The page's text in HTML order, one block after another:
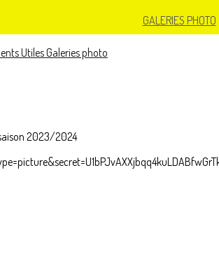
GALERIES PHOTO
UtilesGaleries photo
2023/2024